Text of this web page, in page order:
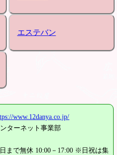
エステバン
www.12danya.co.jp/
ターネット事業部
まで無休 10:00－17:00 ※日祝は集